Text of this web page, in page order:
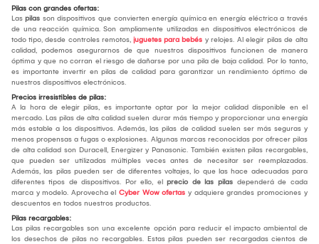
Pilas con grandes ofertas:
Las pilas son dispositivos que convierten energía química en energía eléctrica a través
de una reacción química. Son ampliamente utilizadas en dispositivos electrónicos de
todo tipo, desde controles remotos, juguetes para bebés y relojes. Al elegir pilas de alta
calidad, podemos asegurarnos de que nuestros dispositivos funcionen de manera
óptima y que no corran el riesgo de dañarse por una pila de baja calidad. Por lo tanto,
es importante invertir en pilas de calidad para garantizar un rendimiento óptimo de
nuestros dispositivos electrónicos.
Precios irresistibles de pilas:
A la hora de elegir pilas, es importante optar por la mejor calidad disponible en el
mercado. Las pilas de alta calidad suelen durar más tiempo y proporcionar una energía
más estable a los dispositivos. Además, las pilas de calidad suelen ser más seguras y
menos propensas a fugas o explosiones. Algunas marcas reconocidas por ofrecer pilas
de alta calidad son Duracell, Energizer y Panasonic. También existen pilas recargables,
que pueden ser utilizadas múltiples veces antes de necesitar ser reemplazadas.
Además, las pilas pueden ser de diferentes voltajes, lo que las hace adecuadas para
diferentes tipos de dispositivos. Por ello, el precio de las pilas dependerá de cada
marca y modelo. Aprovecha el Cyber Wow ofertas y adquiere grandes promociones y
descuentos en todos nuestros productos.
Pilas recargables:
Las pilas recargables son una excelente opción para reducir el impacto ambiental de
los desechos de pilas no recargables. Estas pilas pueden ser recargadas cientos de